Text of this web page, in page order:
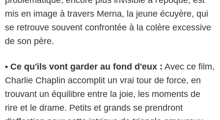
mis en image à travers Merna, la jeune écuyère, qui
se retrouve souvent confrontée à la colère excessive
de son père.
• Ce qu'ils vont garder au fond d'eux : Avec ce film,
Charlie Chaplin accomplit un vrai tour de force, en
trouvant un équilibre entre la joie, les moments de
rire et le drame. Petits et grands se prendront